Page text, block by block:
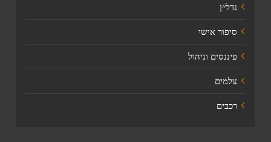
נדל׳׳ן
סיפור אישי
פיננסים וניהול
צלמים
רכבים